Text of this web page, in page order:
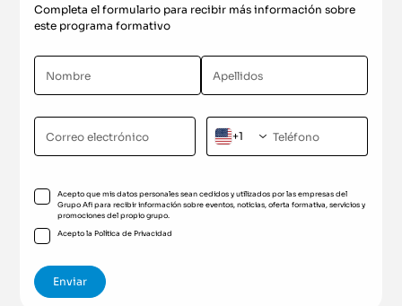
Completa el formulario para recibir más información sobre
este programa formativo
+1
Acepto que mis datos personales sean cedidos y utilizados por las empresas del
Grupo Afi para recibir información sobre eventos, noticias, oferta formativa, servicios y
promociones del propio grupo.
Acepto laPolítica de Privacidad